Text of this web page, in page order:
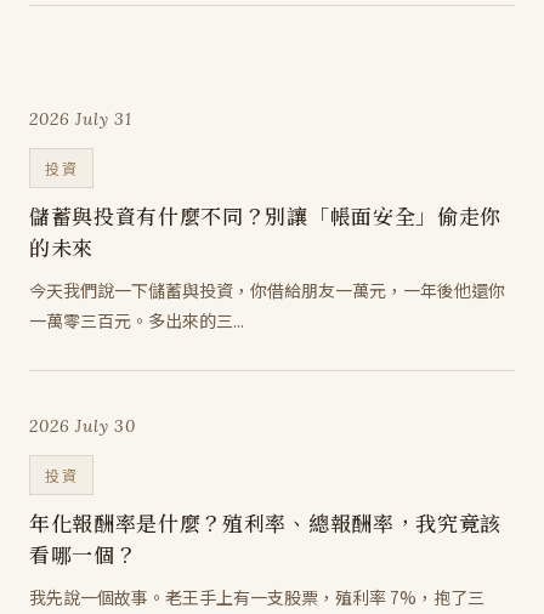
2026 July 31
投資
儲蓄與投資有什麼不同？別讓「帳面安全」偷走你
的未來
今天我們說一下儲蓄與投資，你借給朋友一萬元，一年後他還你
一萬零三百元。多出來的三...
2026 July 30
投資
年化報酬率是什麼？殖利率、總報酬率，我究竟該
看哪一個？
我先說一個故事。老王手上有一支股票，殖利率 7%，抱了三